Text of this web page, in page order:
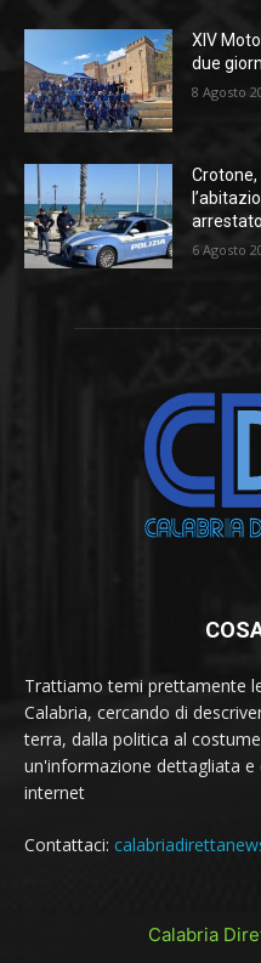
XIV
due
8 Agosto
6 Agosto
Trattiamo temi prettamente
Calabria, cercando di
terra, dalla politica al
un'informazione dettagliata
internet
Contattaci:
Calabria